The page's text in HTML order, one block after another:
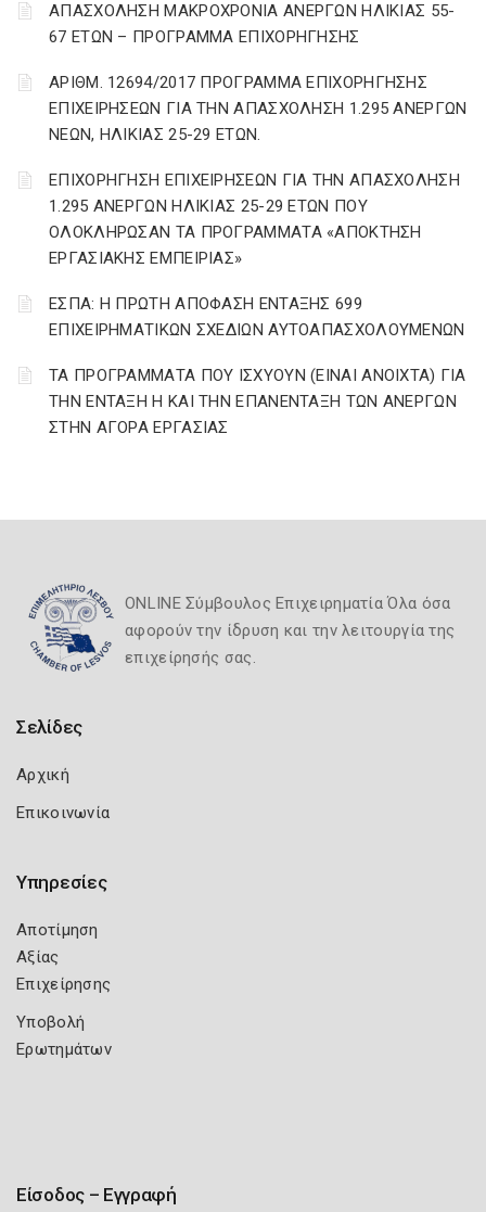
ΑΠΑΣΧΟΛΗΣΗ ΜΑΚΡΟΧΡΟΝΙΑ ΑΝΕΡΓΩΝ ΗΛΙΚΙΑΣ 55-
67 ΕΤΩΝ – ΠΡΟΓΡΑΜΜΑ ΕΠΙΧΟΡΗΓΗΣΗΣ
ΑΡΙΘΜ. 12694/2017 ΠΡΟΓΡΑΜΜΑ ΕΠΙΧΟΡΗΓΗΣΗΣ
ΕΠΙΧΕΙΡΗΣΕΩΝ ΓΙΑ ΤΗΝ ΑΠΑΣΧΟΛΗΣΗ 1.295 ΑΝΕΡΓΩΝ
ΝΕΩΝ, ΗΛΙΚΙΑΣ 25-29 ΕΤΩΝ.
ΕΠΙΧΟΡΗΓΗΣΗ ΕΠΙΧΕΙΡΗΣΕΩΝ ΓΙΑ ΤΗΝ ΑΠΑΣΧΟΛΗΣΗ
1.295 ΑΝΕΡΓΩΝ ΗΛΙΚΙΑΣ 25-29 ΕΤΩΝ ΠΟΥ
ΟΛΟΚΛΗΡΩΣΑΝ ΤΑ ΠΡΟΓΡΑΜΜΑΤΑ «ΑΠΟΚΤΗΣΗ
ΕΡΓΑΣΙΑΚΗΣ ΕΜΠΕΙΡΙΑΣ»
ΕΣΠΑ: Η ΠΡΩΤΗ ΑΠΟΦΑΣΗ ΕΝΤΑΞΗΣ 699
ΕΠΙΧΕΙΡΗΜΑΤΙΚΩΝ ΣΧΕΔΙΩΝ ΑΥΤΟΑΠΑΣΧΟΛΟΥΜΕΝΩΝ
ΤΑ ΠΡΟΓΡΑΜΜΑΤΑ ΠΟΥ ΙΣΧΥΟΥΝ (ΕΙΝΑΙ ΑΝΟΙΧΤΑ) ΓΙΑ
ΤΗΝ ΕΝΤΑΞΗ Η ΚΑΙ ΤΗΝ ΕΠΑΝΕΝΤΑΞΗ ΤΩΝ ΑΝΕΡΓΩΝ
ΣΤΗΝ ΑΓΟΡΑ ΕΡΓΑΣΙΑΣ
ONLINE Σύμβουλος Επιχειρηματία Όλα όσα
αφορούν την ίδρυση και την λειτουργία της
επιχείρησής σας.
Σελίδες
Αρχική
Επικοινωνία
Υπηρεσίες
Αποτίμηση
Αξίας
Επιχείρησης
Υποβολή
Ερωτημάτων
Είσοδος – Εγγραφή